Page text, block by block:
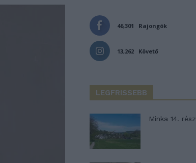
46,301 Rajongók
13,262 Követő
LEGFRISSEBB
Minka 14. rész